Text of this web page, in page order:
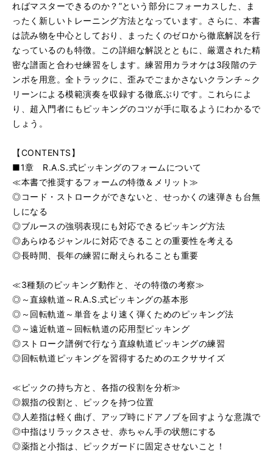
ればマスターできるのか？”という部分にフォーカスした、ま
ったく新しいトレーニング方法となっています。さらに、本書
は読み物を中心としており、まったくのゼロから徹底解説を行
なっているのも特徴。この詳細な解説とともに、厳選された精
密な譜面と合わせ練習をします。練習用カラオケは3段階のテ
ンポを用意。全トラックに、歪みでごまかさないクランチ～ク
リーンによる模範演奏を収録する徹底ぶりです。これらによ
り、超入門者にもピッキングのコツが手に取るようにわかるで
しょう。
【CONTENTS】
■1章 R.A.S.式ピッキングのフォームについて
≪本書で推奨するフォームの特徴＆メリット≫
◎コード・ストロークができないと、せっかくの速弾きも台無
しになる
◎ブルースの強弱表現にも対応できるピッキング方法
◎あらゆるジャンルに対応できることの重要性を考える
◎長時間、長年の練習に耐えられることも重要
≪3種類のピッキング動作と、その特徴の考察≫
◎～直線軌道～R.A.S.式ピッキングの基本形
◎～回転軌道～単音をより速く弾くためのピッキング法
◎～遠近軌道～回転軌道の応用型ピッキング
◎ストローク譜例で行なう直線軌道ピッキングの練習
◎回転軌道ピッキングを習得するためのエクササイズ
≪ピックの持ち方と、各指の役割を分析≫
◎親指の役割と、ピックを持つ位置
◎人差指は軽く曲げ、アップ時にドアノブを回すような意識で
◎中指はリラックスさせ、赤ちゃん手の状態にする
◎薬指と小指は、ピックガードに固定させないこと！